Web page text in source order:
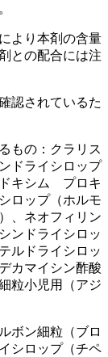
より本剤の含量
との配合には注
認されているた
もの：クラリス
ドライシロップ
キシム プロキ
ロップ（ホルモ
、ネオフィリン
ンドライシロッ
ルドライシロッ
カマイシン酢酸
粒小児用（アジ
ボン細粒（ブロ
シロップ（チペ